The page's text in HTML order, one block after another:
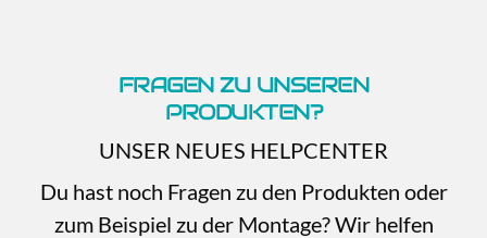
FRAGEN ZU UNSEREN
PRODUKTEN?
UNSER NEUES HELPCENTER
Du hast noch Fragen zu den Produkten oder
zum Beispiel zu der Montage? Wir helfen